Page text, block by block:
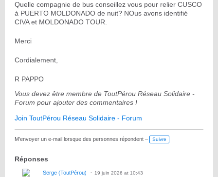
Quelle compagnie de bus conseillez vous pour relier CUSCO
à PUERTO MOLDONADO de nuit? NOus avons identifié
CIVA et MOLDONADO TOUR.
Merci
Cordialement,
R PAPPO
Vous devez être membre de ToutPérou Réseau Solidaire -
Forum pour ajouter des commentaires !
Join ToutPérou Réseau Solidaire - Forum
M'envoyer un e-mail lorsque des personnes répondent – Suivre
Réponses
Serge (ToutPérou) 19 juin 2026 at 10:43